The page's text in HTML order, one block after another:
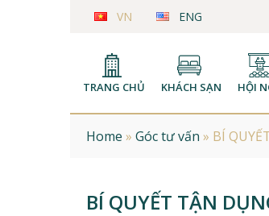
VN ENG
TRANG CHỦ KHÁCH SẠN HỘI
Home » Góc tư vấn » BÍ
BÍ QUYẾT TẬN